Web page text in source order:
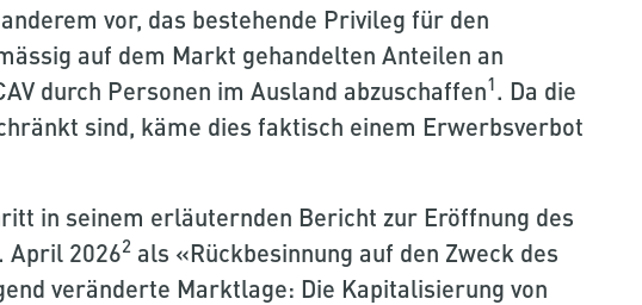
vor, das bestehende Privileg für den
auf dem Markt gehandelten Anteilen an
durch Personen im Ausland abzuschaffen1 . Da die
sind, käme dies faktisch einem Erwerbsverbot
in seinem erläuternden Bericht zur Eröffnung des
April 20262als «Rückbesinnung auf den Zweck des
veränderte Marktlage: Die Kapitalisierung von